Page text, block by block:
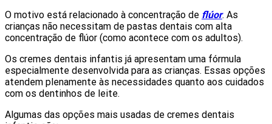
O motivo está relacionado à concentração de flúor. As
crianças não necessitam de pastas dentais com alta
concentração de flúor (como acontece com os adultos).
Os cremes dentais infantis já apresentam uma fórmula
especialmente desenvolvida para as crianças. Essas opções
atendem plenamente às necessidades quanto aos cuidados
com os dentinhos de leite.
Algumas das opções mais usadas de cremes dentais